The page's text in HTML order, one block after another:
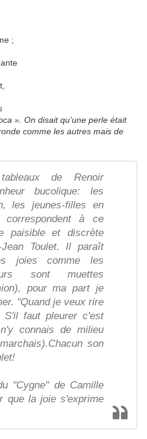
;
». On disait qu’une perle était
comme les autres mais de
de Renoir
bucolique: les
les jeunes-filles en
correspondent à ce
paisible et discrète
Toulet. Il paraît
joies comme les
sont muettes
pour ma part je
"Quand je veux rire
faut pleurer c'est
connais de milieu
son
"Cygne" de Camille
que la joie s'exprime